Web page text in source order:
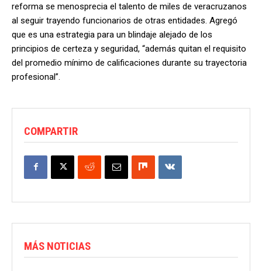
reforma se menosprecia el talento de miles de veracruzanos
al seguir trayendo funcionarios de otras entidades. Agregó
que es una estrategia para un blindaje alejado de los
principios de certeza y seguridad, “además quitan el requisito
del promedio mínimo de calificaciones durante su trayectoria
profesional”.
COMPARTIR
MÁS NOTICIAS